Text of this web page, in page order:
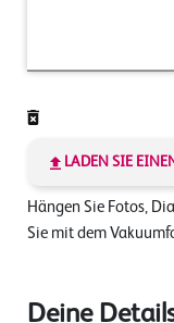
LADEN SIE
Hängen Sie Fotos,
Sie mit dem
Deine